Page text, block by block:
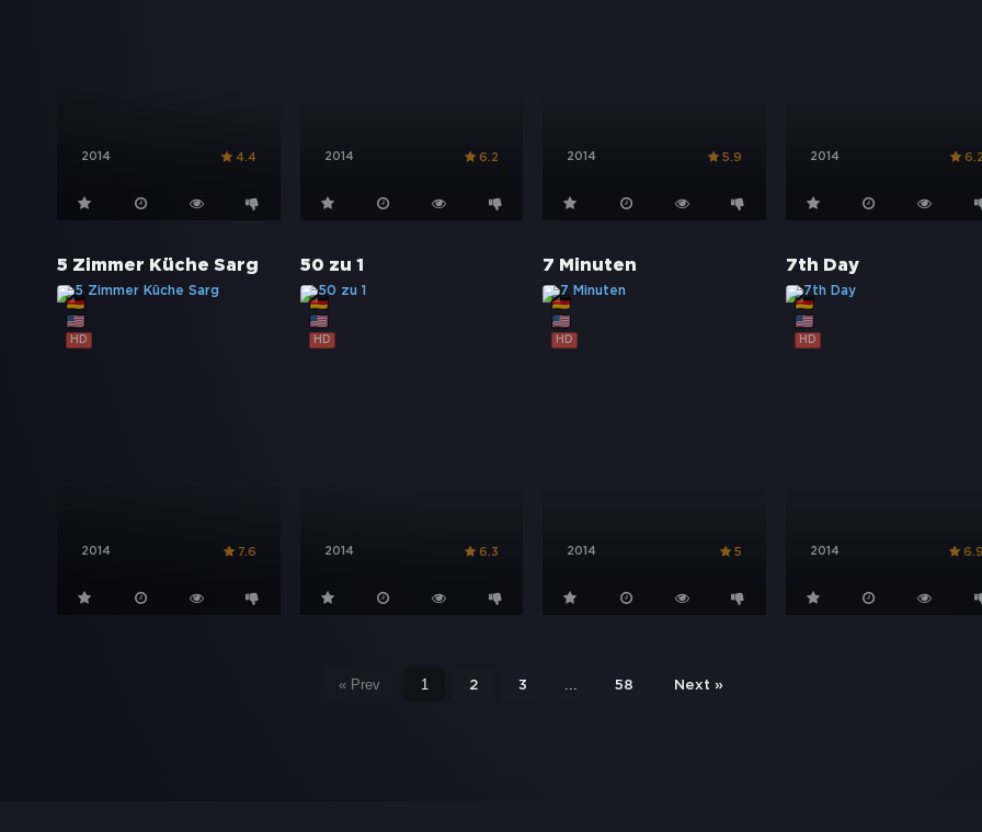
2014 4.4 2014 6.2 2014 5.9 2014
5 Zimmer Küche Sarg
HD
2014 7.6
50 zu 1
HD
2014 6.3
7 Minuten
HD
2014 5
7th Day
HD
2014
« Prev 1 2 3 58 Next »